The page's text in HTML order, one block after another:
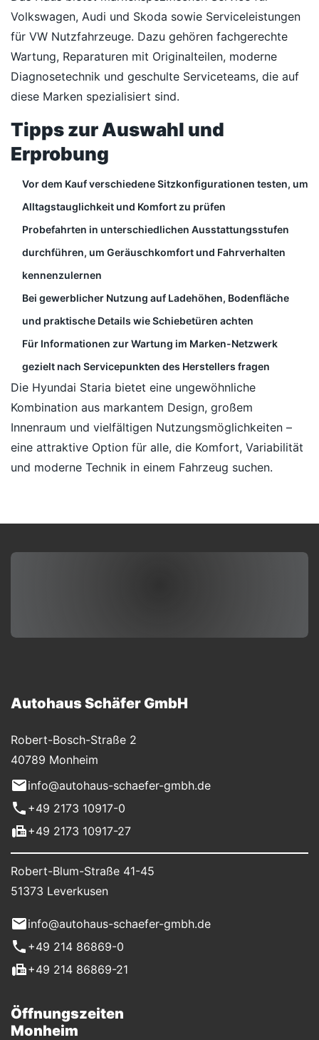
Volkswagen, Audi und Skoda sowie Serviceleistungen
für VW Nutzfahrzeuge. Dazu gehören fachgerechte
Wartung, Reparaturen mit Originalteilen, moderne
Diagnosetechnik und geschulte Serviceteams, die auf
diese Marken spezialisiert sind.
Tipps zur Auswahl und
Erprobung
Vor dem Kauf verschiedene Sitzkonfigurationen testen, um
Alltagstauglichkeit und Komfort zu prüfen
Probefahrten in unterschiedlichen Ausstattungsstufen
durchführen, um Geräuschkomfort und Fahrverhalten
kennenzulernen
Bei gewerblicher Nutzung auf Ladehöhen, Bodenfläche
und praktische Details wie Schiebetüren achten
Für Informationen zur Wartung im Marken-Netzwerk
gezielt nach Servicepunkten des Herstellers fragen
Die Hyundai Staria bietet eine ungewöhnliche
Kombination aus markantem Design, großem
Innenraum und vielfältigen Nutzungsmöglichkeiten –
eine attraktive Option für alle, die Komfort, Variabilität
und moderne Technik in einem Fahrzeug suchen.
Autohaus Schäfer GmbH
Robert-Bosch-Straße 2
40789 Monheim
info@autohaus-schaefer-gmbh.de
+49 2173 10917-0
+49 2173 10917-27
Robert-Blum-Straße 41-45
51373 Leverkusen
info@autohaus-schaefer-gmbh.de
+49 214 86869-0
+49 214 86869-21
Öffnungszeiten
Monheim